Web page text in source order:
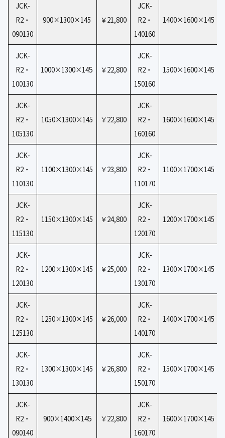
JCK-
R2・
090130
900×1300×145 ￥21,800
JCK-
R2・
140160
1400×1600×145
JCK-
R2・
100130
1000×1300×145 ￥22,800
JCK-
R2・
150160
1500×1600×145
JCK-
R2・
105130
1050×1300×145 ￥22,800
JCK-
R2・
160160
1600×1600×145
JCK-
R2・
110130
1100×1300×145 ￥23,800
JCK-
R2・
110170
1100×1700×145
JCK-
R2・
115130
1150×1300×145 ￥24,800
JCK-
R2・
120170
1200×1700×145
JCK-
R2・
120130
1200×1300×145 ￥25,000
JCK-
R2・
130170
1300×1700×145
JCK-
R2・
125130
1250×1300×145 ￥26,000
JCK-
R2・
140170
1400×1700×145
JCK-
R2・
130130
1300×1300×145 ￥26,800
JCK-
R2・
150170
1500×1700×145
JCK-
R2・
090140
900×1400×145 ￥22,800
JCK-
R2・
160170
1600×1700×145